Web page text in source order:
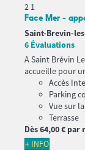
2 1
Face Mer -
Saint-Brevin-
6 Évaluations
A Saint Brévin
accueille pour
Accès
Parking
Vue sur
Terrasse
Dès64,00 € par
+ INFO